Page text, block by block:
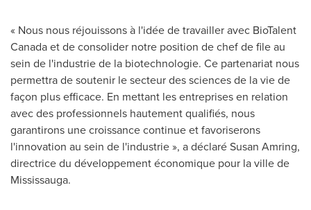
« Nous nous réjouissons à l'idée de travailler avec BioTalent
Canada et de consolider notre position de chef de file au
sein de l'industrie de la biotechnologie. Ce partenariat nous
permettra de soutenir le secteur des sciences de la vie de
façon plus efficace. En mettant les entreprises en relation
avec des professionnels hautement qualifiés, nous
garantirons une croissance continue et favoriserons
l'innovation au sein de l'industrie », a déclaré Susan Amring,
directrice du développement économique pour la ville de
Mississauga.